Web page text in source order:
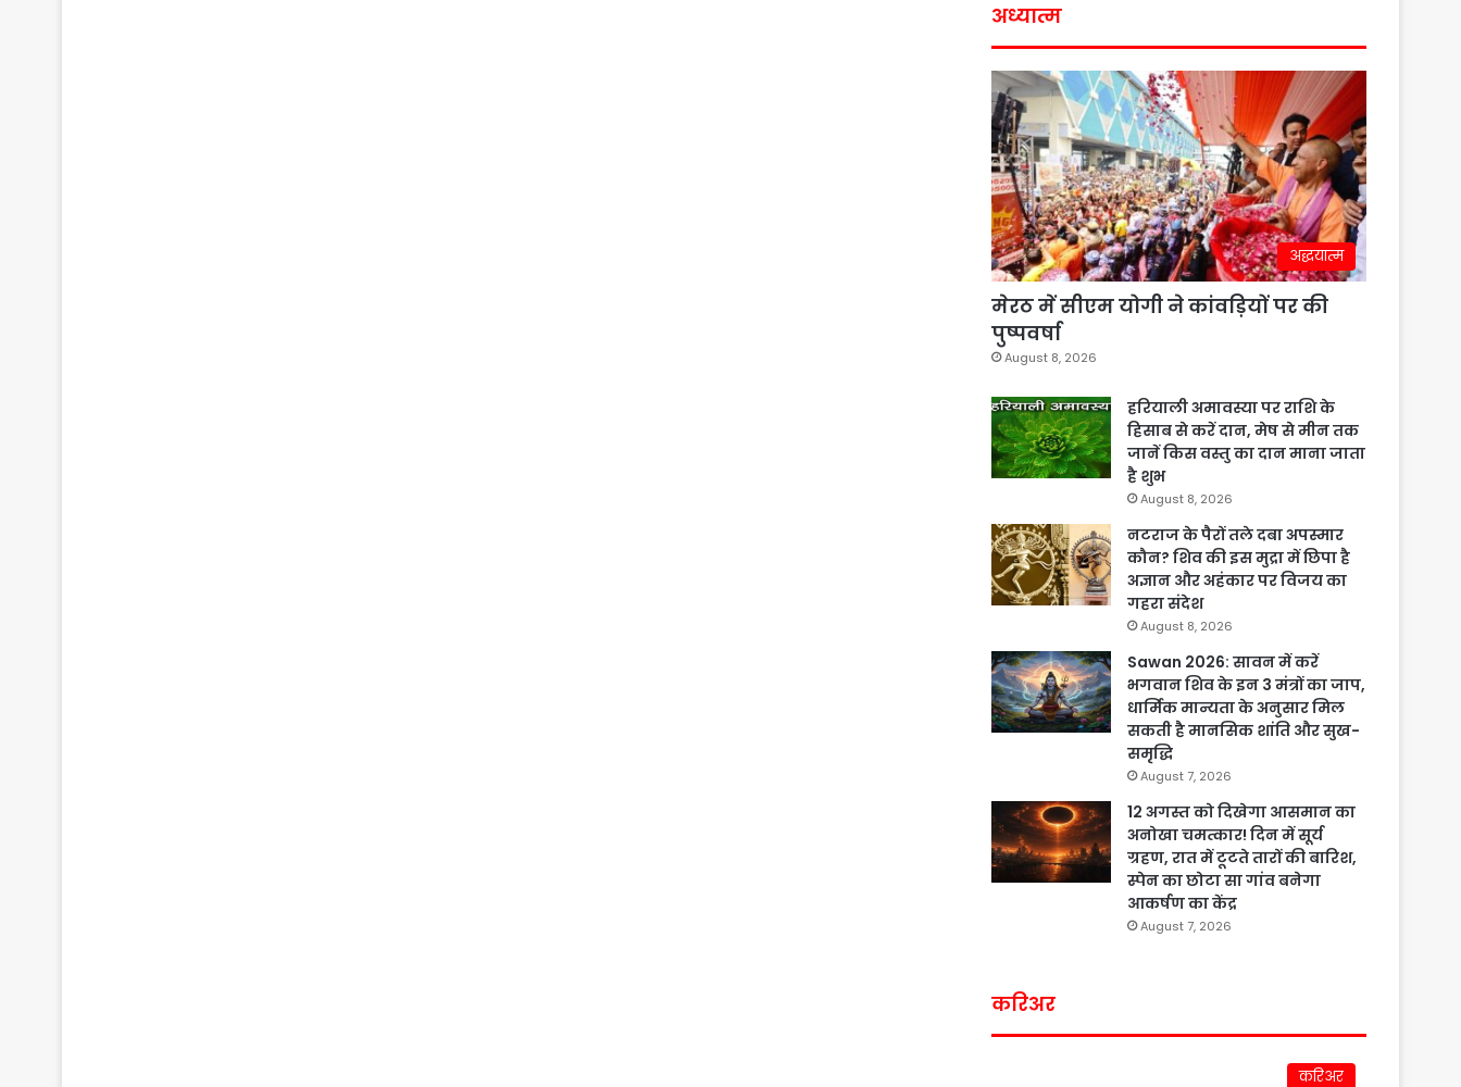
अध्यात्म
अद्धयात्म
मेरठ में सीएम योगी ने कांवड़ियों पर की
पुष्पवर्षा
August 8, 2026
हरियाली अमावस्या पर राशि के
हिसाब से करें दान, मेष से मीन तक
जानें किस वस्तु का दान माना जाता
है शुभ
August 8, 2026
नटराज के पैरों तले दबा अपस्मार
कौन? शिव की इस मुद्रा में छिपा है
अज्ञान और अहंकार पर विजय का
गहरा संदेश
August 8, 2026
Sawan 2026: सावन में करें
भगवान शिव के इन 3 मंत्रों का जाप,
धार्मिक मान्यता के अनुसार मिल
सकती है मानसिक शांति और सुख-
समृद्धि
August 7, 2026
12 अगस्त को दिखेगा आसमान का
अनोखा चमत्कार! दिन में सूर्य
ग्रहण, रात में टूटते तारों की बारिश,
स्पेन का छोटा सा गांव बनेगा
आकर्षण का केंद्र
August 7, 2026
करिअर
करिअर